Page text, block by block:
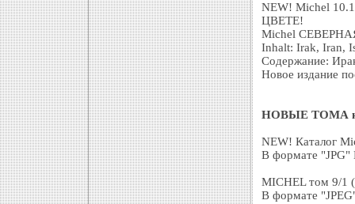
NEW! Michel
ЦВЕТЕ!
Michel
Inhalt: Irak, Iran,
Содержание:
Новое издание
НОВЫЕ ТОМА
NEW! Каталог
В формате
MICHEL том 9/1
В формате